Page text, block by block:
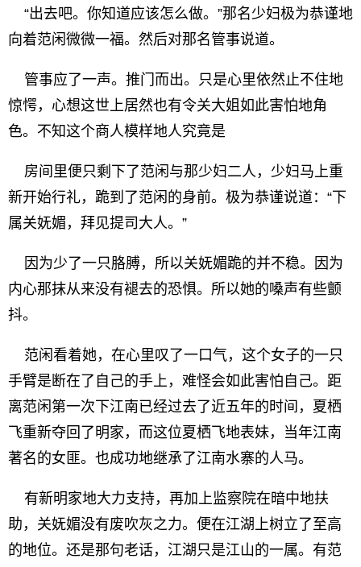
“出去吧。你知道应该怎么做。”那名少妇极为恭谨地
向着范闲微微一福。然后对那名管事说道。
管事应了一声。推门而出。只是心里依然止不住地
惊愕，心想这世上居然也有令关大姐如此害怕地角
色。不知这个商人模样地人究竟是
房间里便只剩下了范闲与那少妇二人，少妇马上重
新开始行礼，跪到了范闲的身前。极为恭谨说道：“下
属关妩媚，拜见提司大人。”
因为少了一只胳膊，所以关妩媚跪的并不稳。因为
内心那抹从来没有褪去的恐惧。所以她的嗓声有些颤
抖。
范闲看着她，在心里叹了一口气，这个女子的一只
手臂是断在了自己的手上，难怪会如此害怕自己。距
离范闲第一次下江南已经过去了近五年的时间，夏栖
飞重新夺回了明家，而这位夏栖飞地表妹，当年江南
著名的女匪。也成功地继承了江南水寨的人马。
有新明家地大力支持，再加上监察院在暗中地扶
助，关妩媚没有废吹灰之力。便在江湖上树立了至高
的地位。还是那句老话，江湖只是江山的一属。有范